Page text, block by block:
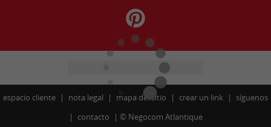
espacio cliente nota legal mapa del sitio crear un link
síguenos
contacto
© Negocom Atlantique